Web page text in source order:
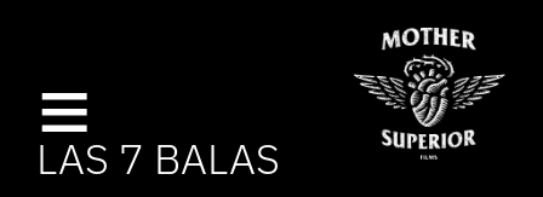
≡
LAS 7 BALAS